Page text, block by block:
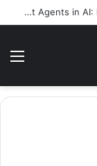
Intelligent Agents in AI: Revolutionizing Technology and Business